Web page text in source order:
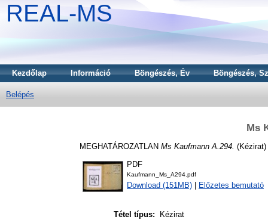
REAL-MS
Kezdőlap Információ Böngészés, Év Böngészés,
Belépés
Ms
MEGHATÁROZATLAN Ms Kaufmann A.294. (Kézirat)
PDF
Kaufmann_Ms_A294.pdf
Download (151MB) Előzetes bemutató
Tétel típus:
Kézirat